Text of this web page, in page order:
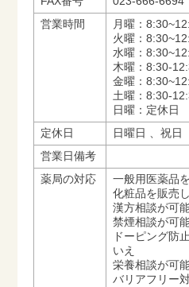
営業時間
月曜：
火曜：
水曜：
木曜：8:30-
金曜：
土曜：8:30-
日曜：定休日
定休日
日曜日 、祝日
営業日備考
薬局の対応
一般用医薬品
化粧品を販売
漢方相談が可
禁煙相談が可
ドーピング防
いえ
栄養相談が可
バリアフリー